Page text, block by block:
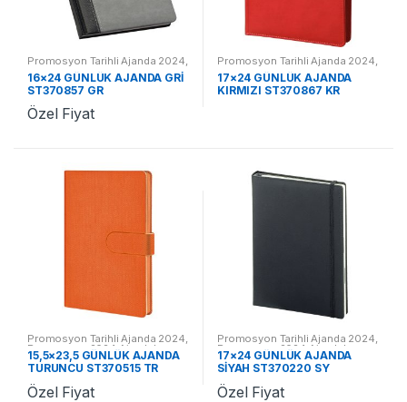
Promosyon Tarihli Ajanda 2024
Promosyon 2024 Ajandalar
16×24 GÜNLÜK AJANDA GRİ
ST370857 GR
Özel Fiyat
Promosyon Tarihli Ajanda 2024
Promosyon 2024 Ajandalar
17×24 GÜNLÜK AJANDA
KIRMIZI ST370867 KR
Promosyon Tarihli Ajanda 2024,
Promosyon 2024 Ajandalar
15,5×23,5 GÜNLÜK AJANDA
TURUNCU ST370515 TR
Özel Fiyat
Promosyon Tarihli Ajanda 2024,
Promosyon 2024 Ajandalar
17×24 GÜNLÜK AJANDA
SİYAH ST370220 SY
Özel Fiyat